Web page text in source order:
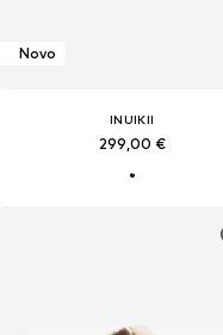
Novo
INUIKII
299,00 €